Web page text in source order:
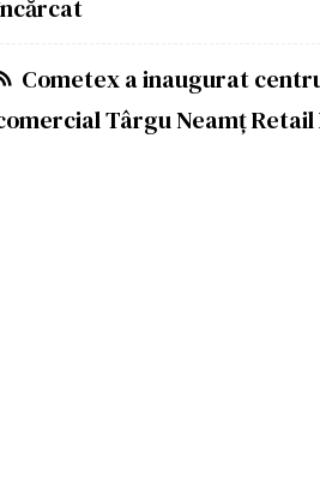
Cometex a inaugurat
Târgu Neamț Retail